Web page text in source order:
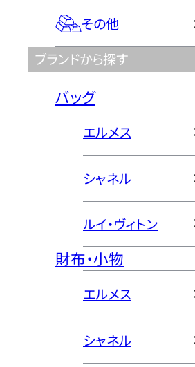
その他
ブランドから探す
バッグ
エルメス
シャネル
ルイ・ヴィトン
財布・小物
エルメス
シャネル